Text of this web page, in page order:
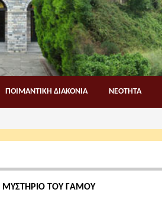
ΠΟΙΜΑΝΤΙΚΗ ΔΙΑΚΟΝΙΑ ΝΕΟΤΗΤΑ
ΜΥΣΤΗΡΙΟ ΤΟΥ ΓΑΜΟΥ